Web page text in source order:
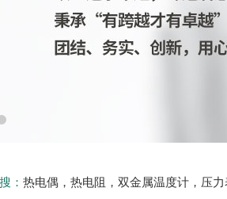
： 热电偶，热电阻，双金属温度计，压